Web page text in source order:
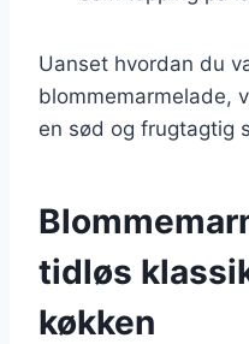
Uanset hvordan du
blommemarmelade,
en sød og frugtagtig
tidløs
køkken